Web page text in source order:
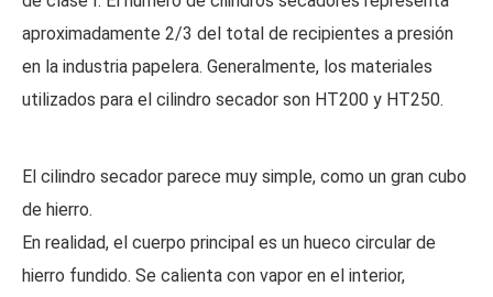
aproximadamente 2/3 del total de recipientes a presión
en la industria papelera. Generalmente, los materiales
utilizados para el cilindro secador son HT200 y HT250.
El cilindro secador parece muy simple, como un gran cubo
de hierro.
En realidad, el cuerpo principal es un hueco circular de
hierro fundido. Se calienta con vapor en el interior,